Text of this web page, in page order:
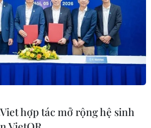
bệnh ung thư phổi cho người dân. (Ảnh:
PV/Vietnam+)
11/2023 tại Thành phố Hồ Chí
diễn ra với sự tham gia của
địa bàn 5 tỉnh, thành phố, trải
bệnh tại cộng đồng, Chương
số vì sức khỏe phổi đã đạt
đáng ghi nhận.
hợp tác mở rộng hệ sinh